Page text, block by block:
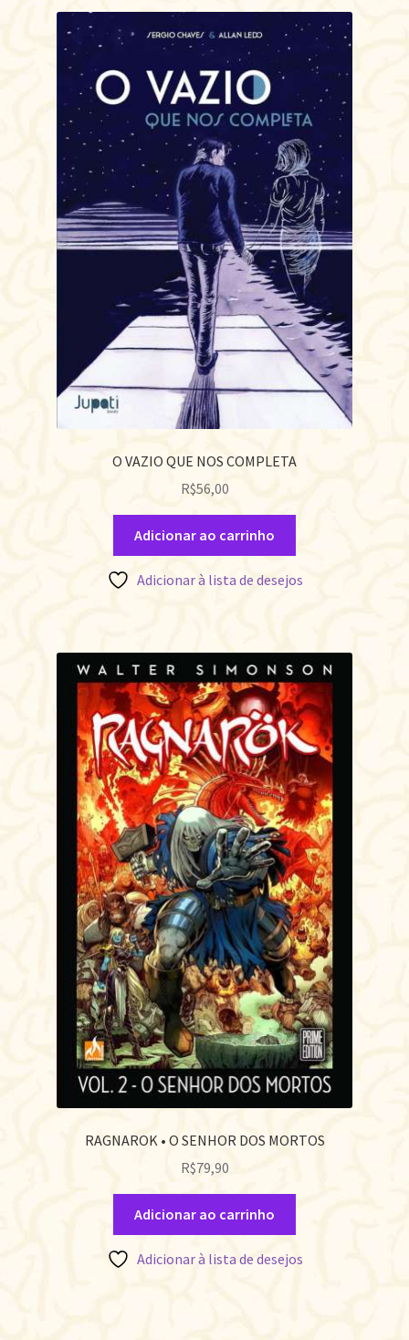
O VAZIO QUE NOS COMPLETA
R$56,00
Adicionar ao carrinho
Adicionar à lista de desejos
RAGNAROK • O SENHOR DOS MORTOS
R$79,90
Adicionar ao carrinho
Adicionar à lista de desejos